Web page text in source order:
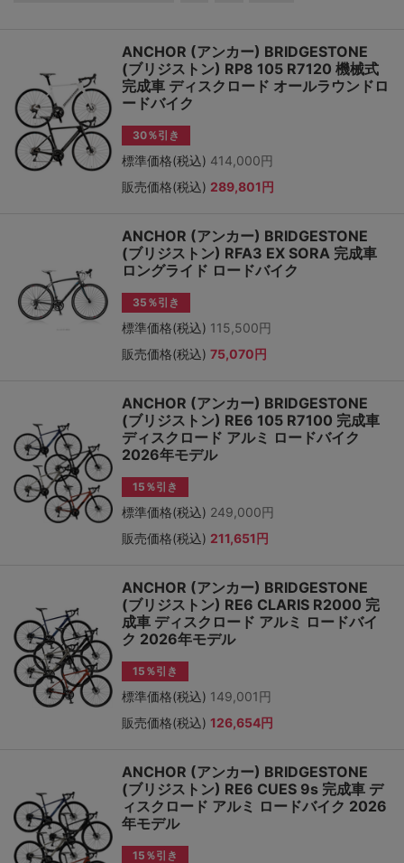
ANCHOR (アンカー) BRIDGESTONE
(ブリジストン) RP8 105 R7120 機械式
完成車 ディスクロード オールラウンドロ
ードバイク
30％引き
標準価格(税込) 414,000円
販売価格(税込) 289,801円
ANCHOR (アンカー) BRIDGESTONE
(ブリジストン) RFA3 EX SORA 完成車
ロングライド ロードバイク
35％引き
標準価格(税込) 115,500円
販売価格(税込) 75,070円
ANCHOR (アンカー) BRIDGESTONE
(ブリジストン) RE6 105 R7100 完成車
ディスクロード アルミ ロードバイク
2026年モデル
15％引き
標準価格(税込) 249,000円
販売価格(税込) 211,651円
ANCHOR (アンカー) BRIDGESTONE
(ブリジストン) RE6 CLARIS R2000 完
成車 ディスクロード アルミ ロードバイ
ク 2026年モデル
15％引き
標準価格(税込) 149,001円
販売価格(税込) 126,654円
ANCHOR (アンカー) BRIDGESTONE
(ブリジストン) RE6 CUES 9s 完成車 デ
ィスクロード アルミ ロードバイク 2026
年モデル
15％引き